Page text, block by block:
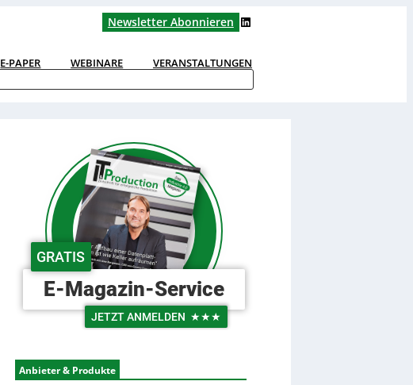
Newsletter Abonnieren LinkedIn
E-PAPER WEBINARE VERANSTALTUNGEN
GRATIS
E-Magazin-Service
JETZT ANMELDEN ★★★
Anbieter & Produkte